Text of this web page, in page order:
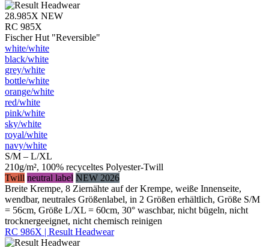
28.985X NEW
RC 985X
Fischer Hut "Reversible"
white/​white
black/​white
grey/​white
bottle/​white
orange/​white
red/​white
pink/​white
sky/​white
royal/​white
navy/​white
S/M – L/XL
210g/m², 100% recyceltes Polyester-Twill
Twill neutral label NEW 2026
Breite Krempe, 8 Ziernähte auf der Krempe, weiße Innenseite,
wendbar, neutrales Größenlabel, in 2 Größen erhältlich, Größe S/M
= 56cm, Größe L/XL = 60cm, 30° waschbar, nicht bügeln, nicht
trocknergeeignet, nicht chemisch reinigen
RC 986X | Result Headwear